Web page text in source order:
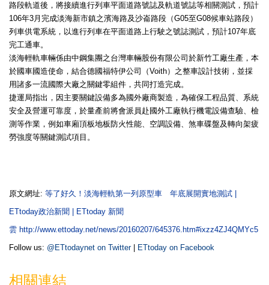
路段軌道後，將接續進行列車平面道路號誌及軌道號誌等相關測試，預計
106年3月完成淡海新市鎮之濱海路及沙崙路段（G05至G08候車站路段）
列車供電系統，以進行列車在平面道路上行駛之號誌測試，預計107年底
完工通車。
淡海輕軌車輛係由中鋼集團之台灣車輛股份有限公司於新竹工廠生產，本
於國車國造使命，結合德國福特伊公司（Voith）之整車設計技術，並採
用諸多一流國際大廠之關鍵零組件，共同打造完成。
捷運局指出，因主要關鍵設備多為國外廠商製造，為確保工程品質、系統
安全及營運可靠度，於量產前將會派員赴國外工廠執行機電設備查驗、檢
測等作業，例如車廂頂板地板防火性能、空調設備、煞車碟盤及轉向架疲
勞強度等關鍵測試項目。
原文網址: 等了好久！淡海輕軌第一列原型車 年底展開實地測試 |
ETtoday政治新聞 | ETtoday 新聞
雲 http://www.ettoday.net/news/20160207/645376.htm#ixzz4ZJ4QMYc5
Follow us: @ETtodaynet on Twitter| ETtoday on Facebook
相關連結